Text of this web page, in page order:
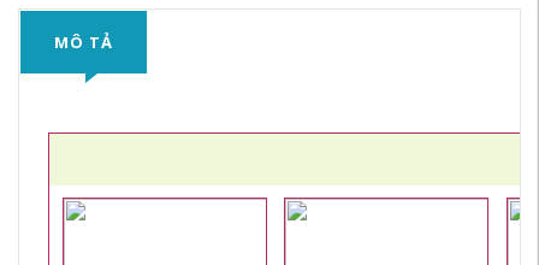
MÔ TẢ